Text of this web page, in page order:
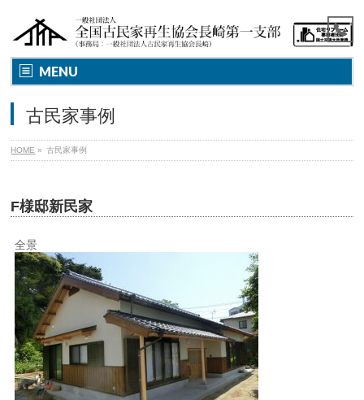
MENU
古民家事例
HOME » 古民家事例
F様邸新民家
全景